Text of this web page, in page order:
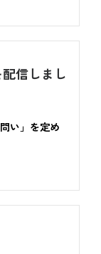
信しまし
い」を定め